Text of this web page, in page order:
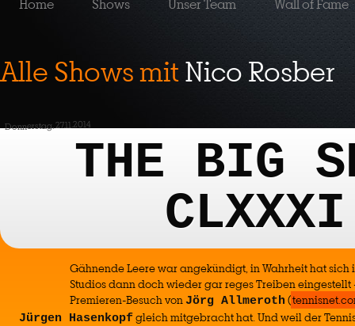
Home Shows Unser Team Wall of Fame
Alle Shows mitNico Rosber
Donnerstag, 27.11.2014
THE BIG
CLXXXI
Gähnende Leere war angekündigt, in Wahrheit hat
Studios dann doch wieder gar reges Treiben eingestellt
Premieren-Besuch vonJörg Allmeroth (
Jürgen Hasenkopfgleich mitgebracht hat. Und weil der